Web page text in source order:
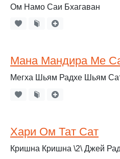
Ом Намо Саи Бхагаван
Мана Мандира Ме
Мегха Шьям Радхе Шьям
Хари Ом Тат Сат
Кришна Кришна \2\ Джей